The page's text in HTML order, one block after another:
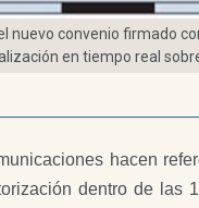
nuevo convenio firmado
en tiempo real
hacen
dentro de las